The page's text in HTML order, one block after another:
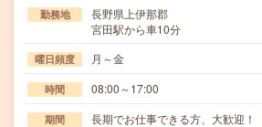
勤務地
長野県上伊那郡
宮田駅から車10分
曜日頻度 月～金
時間 08:00～17:00
期間 長期でお仕事できる方、大歓迎！